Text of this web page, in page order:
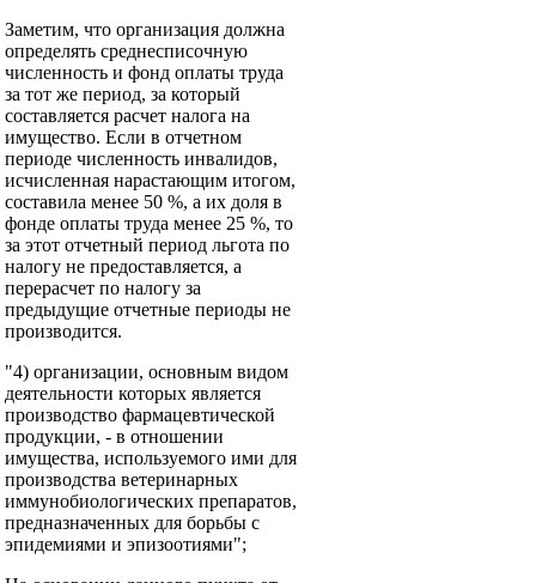
Заметим, что организация должна
определять среднесписочную
численность и фонд оплаты труда
за тот же период, за который
составляется расчет налога на
имущество. Если в отчетном
периоде численность инвалидов,
исчисленная нарастающим итогом,
составила менее 50 %, а их доля в
фонде оплаты труда менее 25 %, то
за этот отчетный период льгота по
налогу не предоставляется, а
перерасчет по налогу за
предыдущие отчетные периоды не
производится.
"4) организации, основным видом
деятельности которых является
производство фармацевтической
продукции, - в отношении
имущества, используемого ими для
производства ветеринарных
иммунобиологических препаратов,
предназначенных для борьбы с
эпидемиями и эпизоотиями";